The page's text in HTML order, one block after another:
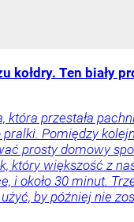
kołdry. Ten biały
która przestała
Pomiędzy
prosty domowy
który większość z
i około 30 minut.
by później nie